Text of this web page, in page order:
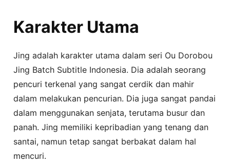
Karakter Utama
Jing adalah karakter utama dalam seri Ou Dorobou
Jing Batch Subtitle Indonesia. Dia adalah seorang
pencuri terkenal yang sangat cerdik dan mahir
dalam melakukan pencurian. Dia juga sangat pandai
dalam menggunakan senjata, terutama busur dan
panah. Jing memiliki kepribadian yang tenang dan
santai, namun tetap sangat berbakat dalam hal
mencuri.